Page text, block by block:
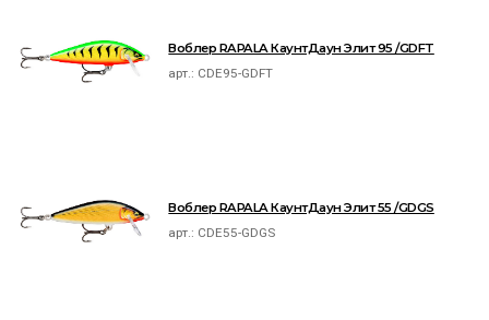
Воблер RAPALA КаунтДаун Элит 95 /GDFT
арт.: CDE95-GDFT
Воблер RAPALA КаунтДаун Элит 55 /GDGS
арт.: CDE55-GDGS